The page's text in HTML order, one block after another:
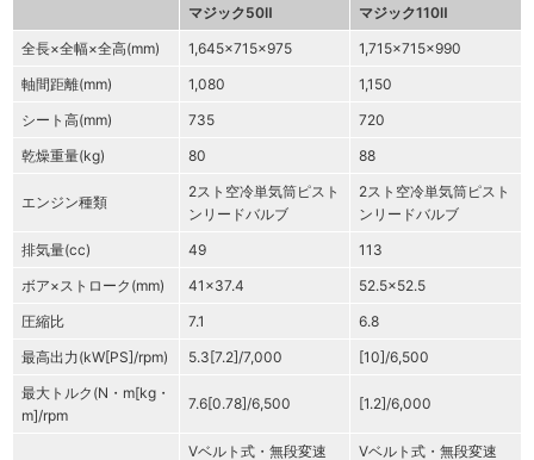
マジック50Ⅱ
マジック110Ⅱ
全長×全幅×全高(mm)
1,645×715×975
1,715×715×990
軸間距離(mm)
1,080
1,150
シート高(mm)
735
720
乾燥重量(kg)
80 88
エンジン種類
2スト空冷単気筒ピスト
ンリードバルブ
2スト空冷単気筒ピスト
ンリードバルブ
排気量(cc)
49
113
ボア×ストローク(mm)
41×37.4
52.5×52.5
圧縮比
7.1
6.8
最高出力(kW[PS]/rpm)
5.3[7.2]/7,000
[10]/6,500
最大トルク(N・m[kg・
m]/rpm
7.6[0.78]/6,500 [1.2]/6,000
Vベルト式・無段変速
Vベルト式・無段変速